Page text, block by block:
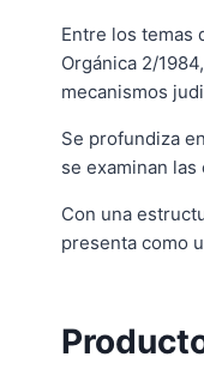
Entre los temas
Orgánica 2/
mecanismos
Se profundiza
se examinan
Con una
presenta como